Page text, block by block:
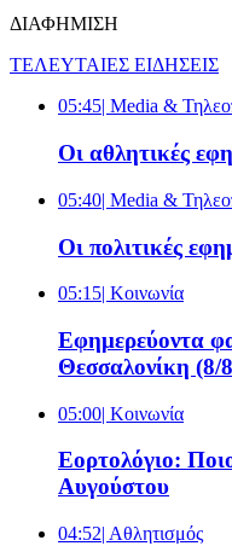
ΔΙΑΦΗΜΙΣΗ
ΤΕΛΕΥΤΑΙΕΣ ΕΙΔΗΣΕΙΣ
05:45| Media &
Οι αθλητικές
05:40| Media &
Οι πολιτικές
05:15| Κοινωνία
Εφημερεύοντα
Θεσσαλονίκη (8/
05:00| Κοινωνία
Εορτολόγιο:
Αυγούστου
04:52| Αθλητισμός